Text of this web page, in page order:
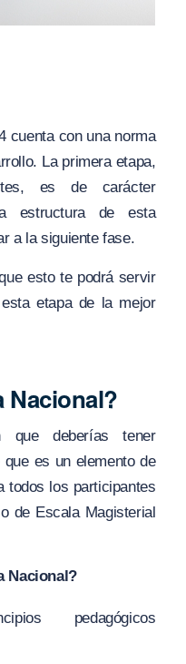
cuenta con una norma
La primera etapa,
es de carácter
estructura de esta
a la siguiente fase.
esto te podrá servir
etapa de la mejor
Nacional?
que deberías tener
es un elemento de
todos los participantes
de Escala Magisterial
Nacional?
pedagógicos